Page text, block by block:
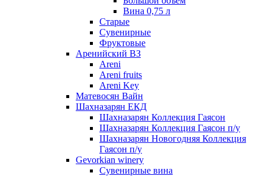
Вина 0,75 л
Старые
Сувенирные
Фруктовые
Аренийский ВЗ
Areni
Areni fruits
Areni Key
Матевосян Вайн
Шахназарян ЕКД
Шахназарян Коллекция Гаясон
Шахназарян Коллекция Гаясон п/у
Шахназарян Новогодняя Коллекция
Гаясон п/у
Gevorkian winery
Сувенирные вина